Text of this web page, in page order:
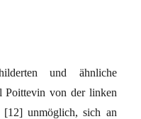
und ähnliche
Poittevin von der linken
[12] unmöglich, sich an